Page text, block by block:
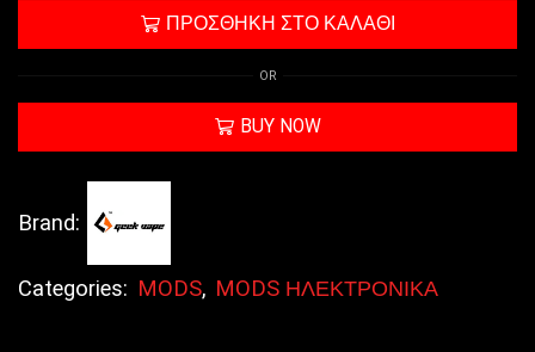
ΠΡΟΣΘΉΚΗ ΣΤΟ ΚΑΛΆΘΙ
OR
BUY NOW
Brand:
Categories: MODS, MODS ΗΛΕΚΤΡΟΝΙΚΑ